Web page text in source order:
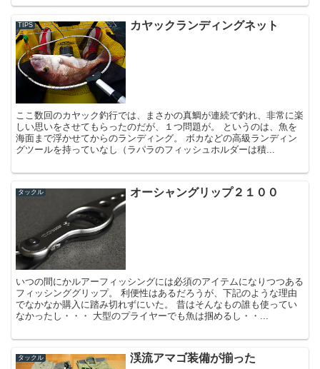
TIPS カヤックランディングネット
ここ数回のカヤック釣行では、まさかの真鯛が連続で釣れ、非常に楽
しい思いをさせてもらったのだが、１つ問題が。 というのは、魚を
海面まで浮かせてからのランディング。 ボカなどの高級ランディン
グツールを持っていなし（ラパラのフィッシュホルダーは積...
タックル オーシャングリップ２１００
いつの間にかルアーフィッシングには必須のアイテムになりつつある
フィッシンググリップ。 利便性はあるだろうが、下記のような理由
でなかなか購入に踏み切れずにいた。 昔はそんなもの誰も使ってい
なかったし・・・ 大型のプライヤーでも魚は掴めるし・・...
タックル 渓流アマゴ装備が揃った